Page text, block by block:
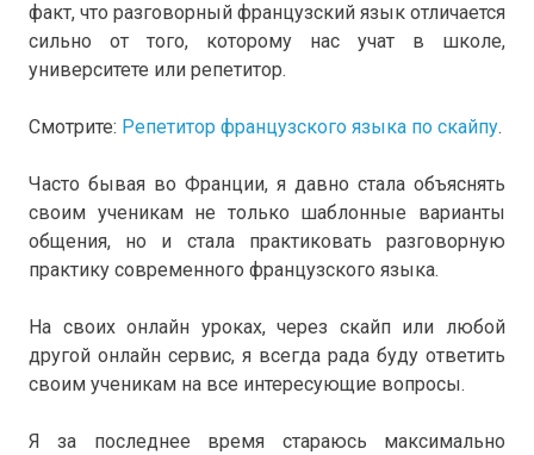
факт, что разговорный французский язык отличается
сильно от того, которому нас учат в школе,
университете или репетитор.
Смотрите: Репетитор французского языка по скайпу.
Часто бывая во Франции, я давно стала объяснять
своим ученикам не только шаблонные варианты
общения, но и стала практиковать разговорную
практику современного французского языка.
На своих онлайн уроках, через скайп или любой
другой онлайн сервис, я всегда рада буду ответить
своим ученикам на все интересующие вопросы.
Я за последнее время стараюсь максимально